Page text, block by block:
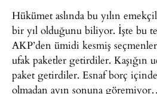
Hükümet aslında bu yılın
bir yıl olduğunu biliyor. İşte bu
AKP’den ümidi kesmiş
ufak paketler getirdiler. Kaşığın
paket getirdiler. Esnaf borç
olmadan ayın sonuna